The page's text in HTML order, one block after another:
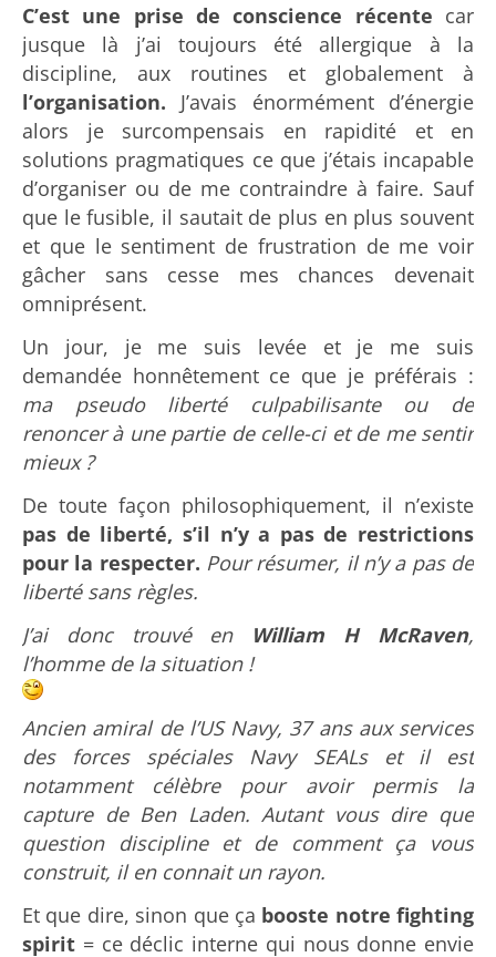
C’est une prise de conscience récente car
jusque là j’ai toujours été allergique à la
discipline, aux routines et globalement à
l’organisation. J’avais énormément d’énergie
alors je surcompensais en rapidité et en
solutions pragmatiques ce que j’étais incapable
d’organiser ou de me contraindre à faire. Sauf
que le fusible, il sautait de plus en plus souvent
et que le sentiment de frustration de me voir
gâcher sans cesse mes chances devenait
omniprésent.
Un jour, je me suis levée et je me suis
demandée honnêtement ce que je préférais :
ma pseudo liberté culpabilisante ou de
renoncer à une partie de celle-ci et de me sentir
mieux ?
De toute façon philosophiquement, il n’existe
pas de liberté, s’il n’y a pas de restrictions
pour la respecter. Pour résumer, il n’y a pas de
liberté sans règles.
J’ai donc trouvé en
William H McRaven,
l’homme de la situation !
Ancien amiral de l’US Navy, 37 ans aux services
des forces spéciales Navy SEALs et il est
notamment célèbre pour avoir permis la
capture de Ben Laden. Autant vous dire que
question discipline et de comment ça vous
construit, il en connait un rayon.
Et que dire, sinon que ça booste notre fighting
spirit = ce déclic interne qui nous donne envie